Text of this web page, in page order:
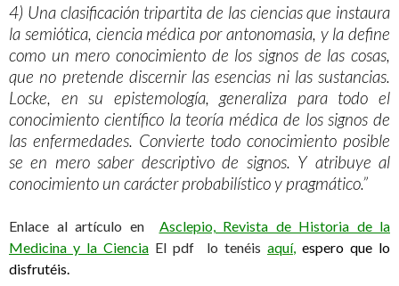
4) Una clasificación tripartita de las ciencias que instaura
la semiótica, ciencia médica por antonomasia, y la define
como un mero conocimiento de los signos de las cosas,
que no pretende discernir las esencias ni las sustancias.
Locke, en su epistemología, generaliza para todo el
conocimiento científico la teoría médica de los signos de
las enfermedades. Convierte todo conocimiento posible
se en mero saber descriptivo de signos. Y atribuye al
conocimiento un carácter probabilístico y pragmático.”
Enlace al artículo en Asclepio, Revista de Historia de la
Medicina y la Ciencia El pdf lo tenéis aquí, espero que lo
disfrutéis.